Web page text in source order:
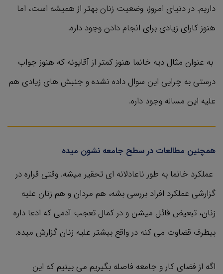
داریم. در دنیای امروز، وضعیت زنان بهتر از همیشه است، اما
هنوز کارای زیادی برای انجام دادن وجود داره.
به عنوان مثال دیه خانما هنوز کمتر از آقایونه که هنوز جواب
درستی به چرایی این سوال داده نشده و جنبش های زیادی هم
علیه این مساله وجود داره.
همچنین مطالعات در سطح جامعه نشون میده
عملکرد خانما به‌ طور ناعادلانه ای تحقیر میشه. وقتی قراره در
گزارشی عملکرد افراد بررسی بشه، هم مردان و هم زنان علیه
زنان، تبعیض قائل میشن و در کمال تعجب آدمی که ادعا داره
بیطرف قضاوت می کنه در واقع بیشتر علیه زنان گزارش میده.
اگه از فضای کار و جامعه فاصله بگیریم می بینیم که این